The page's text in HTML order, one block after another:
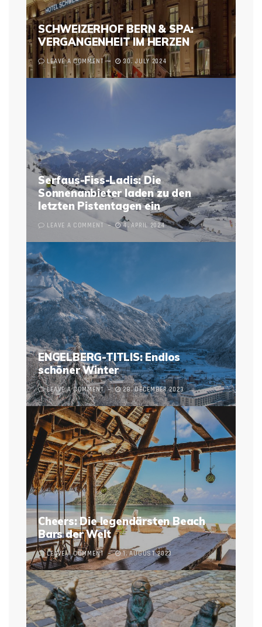
SCHWEIZERHOF BERN & SPA:
VERGANGENHEIT IM HERZEN
LEAVE A COMMENT 30. JULY 2024
Serfaus-Fiss-Ladis: Die
Sonnenanbieter laden zu den
letzten Pistentagen ein
LEAVE A COMMENT 4. APRIL 2024
ENGELBERG-TITLIS: Endlos
schöner Winter
LEAVE A COMMENT 28. DECEMBER 2023
Cheers: Die legendärsten Beach
Bars der Welt
LEAVE A COMMENT 1. AUGUST 2023